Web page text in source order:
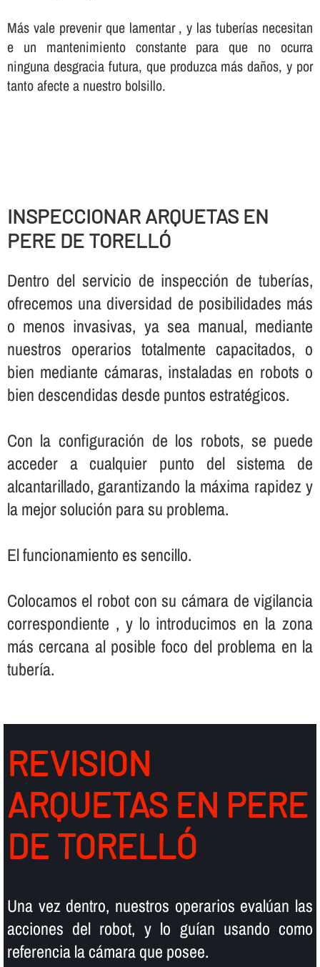
Más vale prevenir que lamentar , y las tuberí­as necesitan
e un mantenimiento constante para que no ocurra
ninguna desgracia futura, que produzca más daños, y por
tanto afecte a nuestro bolsillo.
INSPECCIONAR ARQUETAS EN
PERE DE TORELLÓ
Dentro del servicio de inspección de tuberí­as,
ofrecemos una diversidad de posibilidades más
o menos invasivas, ya sea manual, mediante
nuestros operarios totalmente capacitados, o
bien mediante cámaras, instaladas en robots o
bien descendidas desde puntos estratégicos.
Con la configuración de los robots, se puede
acceder a cualquier punto del sistema de
alcantarillado, garantizando la máxima rapidez y
la mejor solución para su problema.
El funcionamiento es sencillo.
Colocamos el robot con su cámara de vigilancia
correspondiente , y lo introducimos en la zona
más cercana al posible foco del problema en la
tuberí­a.
REVISION
ARQUETAS EN PERE
DE TORELLÓ
Una vez dentro, nuestros operarios evalúan las
acciones del robot, y lo guí­an usando como
referencia la cámara que posee.